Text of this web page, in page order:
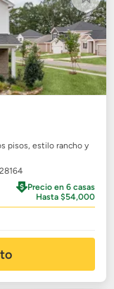
pisos, estilo rancho y
Precio en 6 casas
Hasta $54,000